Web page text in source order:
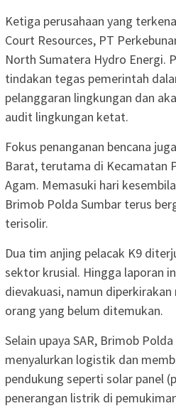
Ketiga perusahaan yang
Court Resources, PT
North Sumatera Hydro Energi.
tindakan tegas pemerintah
pelanggaran lingkungan dan
audit lingkungan ketat.
Fokus penanganan bencana
Barat, terutama di Kecamatan
Agam. Memasuki hari
Brimob Polda Sumbar terus
terisolir.
Dua tim anjing pelacak K9
sektor krusial. Hingga laporan
dievakuasi, namun
orang yang belum ditemukan.
Selain upaya SAR, Brimob
menyalurkan logistik dan
pendukung seperti solar panel
penerangan listrik di